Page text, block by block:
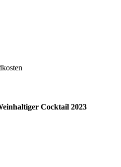
Cocktail 2023